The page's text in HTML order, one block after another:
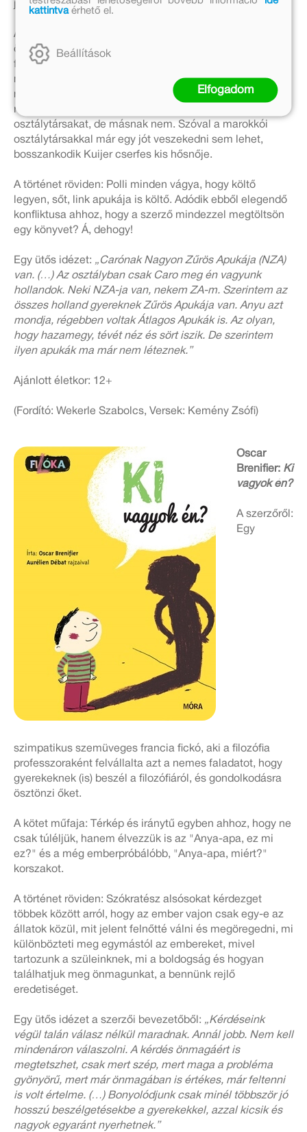
jelentős szerzőit listázza.
A kötet műfaja: Amikor a jóléti társadalom kineveti
önmagát: hiába a görcsös píszíség, így is bőven adódik
feszültség, ami időnként igencsak mókásan és abszurd
módon csapódik le a gyerekekben. Például Polli a
rasszizmusellenes oktatásból csak annyit szűr le, hogy
nyomi krumplinak lehet nevezni a marokkói
osztálytársakat, de másnak nem. Szóval a marokkói
osztálytársakkal már egy jót veszekedni sem lehet,
bosszankodik Kuijer cserfes kis hősnője.
A történet röviden: Polli minden vágya, hogy költő
legyen, sőt, link apukája is költő. Adódik ebből elegendő
konfliktusa ahhoz, hogy a szerző mindezzel megtöltsön
egy könyvet? Á, dehogy!
Egy ütős idézet: „Carónak Nagyon Zűrös Apukája (NZA)
van. (…) Az osztályban csak Caro meg én vagyunk
hollandok. Neki NZA-ja van, nekem ZA-m. Szerintem az
összes holland gyereknek Zűrös Apukája van. Anyu azt
mondja, régebben voltak Átlagos Apukák is. Az olyan,
hogy hazamegy, tévét néz és sört iszik. De szerintem
ilyen apukák ma már nem léteznek.”
Ajánlott életkor: 12+
(Fordító: Wekerle Szabolcs, Versek: Kemény Zsófi)
Oscar
Brenifier: Ki
vagyok én?
A szerzőről:
Egy
szimpatikus szemüveges francia fickó, aki a filozófia
professzoraként felvállalta azt a nemes faladatot, hogy
gyerekeknek (is) beszél a filozófiáról, és gondolkodásra
ösztönzi őket.
A kötet műfaja: Térkép és iránytű egyben ahhoz, hogy ne
csak túléljük, hanem élvezzük is az "Anya-apa, ez mi
ez?" és a még emberpróbálóbb, "Anya-apa, miért?"
korszakot.
A történet röviden: Szókratész alsósokat kérdezget
többek között arról, hogy az ember vajon csak egy-e az
állatok közül, mit jelent felnőtté válni és megöregedni, mi
különbözteti meg egymástól az embereket, mivel
tartozunk a szüleinknek, mi a boldogság és hogyan
találhatjuk meg önmagunkat, a bennünk rejlő
eredetiséget.
Egy ütős idézet a szerzői bevezetőből: „Kérdéseink
végül talán válasz nélkül maradnak. Annál jobb. Nem kell
mindenáron válaszolni. A kérdés önmagáért is
megtetszhet, csak mert szép, mert maga a probléma
gyönyörű, mert már önmagában is értékes, már feltenni
is volt értelme. (…) Bonyolódjunk csak minél többször jó
hosszú beszélgetésekbe a gyerekekkel, azzal kicsik és
nagyok egyaránt nyerhetnek.”
kattintvaérhető el.
Beállítások
Elfogadom